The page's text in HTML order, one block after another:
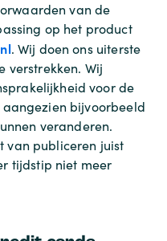
van de
op het product
. Wij doen ons uiterste
verstrekken. Wij
voor de
bijvoorbeeld
veranderen.
van publiceren juist
tijdstip niet meer